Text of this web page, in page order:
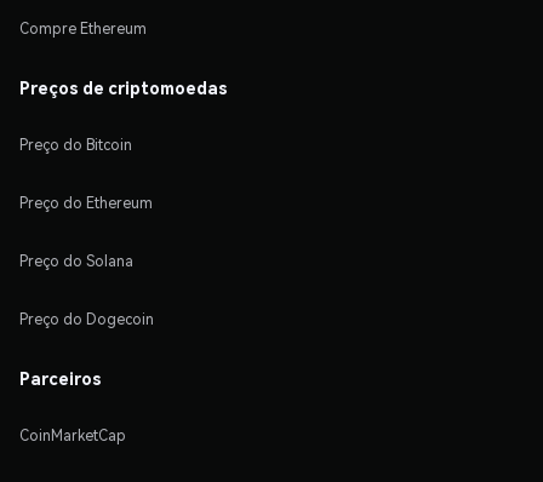
Compre Ethereum
Preços de criptomoedas
Preço do Bitcoin
Preço do Ethereum
Preço do Solana
Preço do Dogecoin
Parceiros
CoinMarketCap